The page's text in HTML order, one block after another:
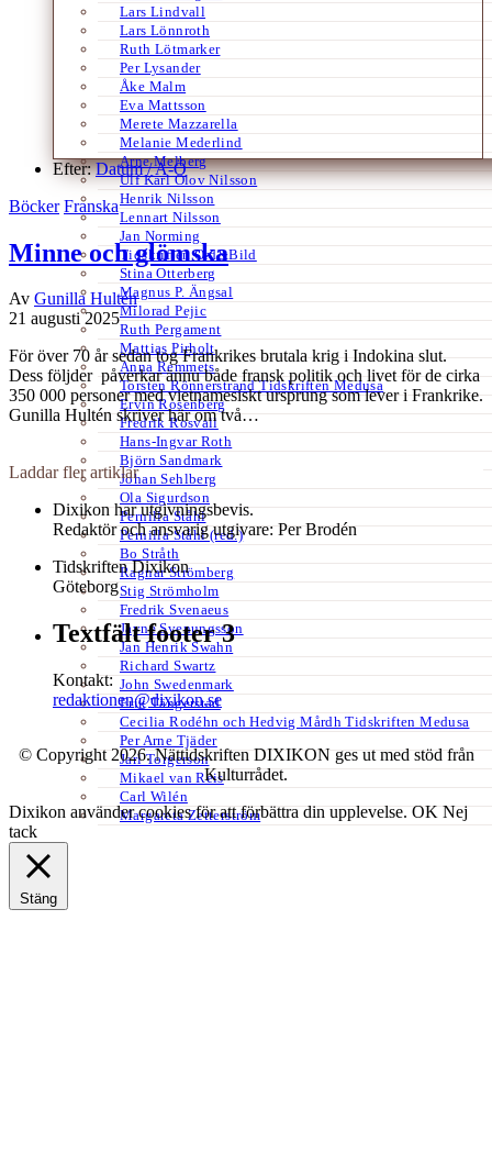
Lars Lindvall
Lars Lönnroth
Ruth Lötmarker
Per Lysander
Åke Malm
Eva Mattsson
Merete Mazzarella
Melanie Mederlind
Arne Melberg
Ulf Karl Olov Nilsson
Henrik Nilsson
Lennart Nilsson
Jan Norming
Tidskriften Ord&Bild
Stina Otterberg
Magnus P. Ängsal
Milorad Pejic
Ruth Pergament
Mattias Pirholt
Anna Remmets
Torsten Rönnerstrand Tidskriften Medusa
Ervin Rosenberg
Fredrik Rosvall
Hans-Ingvar Roth
Björn Sandmark
Johan Sehlberg
Ola Sigurdson
Pernilla Ståhl
Pernilla Ståhl (red.)
Bo Stråth
Ragnar Strömberg
Stig Strömholm
Fredrik Svenaeus
Jayne Svenungsson
Jan Henrik Swahn
Richard Swartz
John Swedenmark
Erik Tängerstad
Cecilia Rodéhn och Hedvig Mårdh Tidskriften Medusa
Per Arne Tjäder
Jarl Torgerson
Mikael van Reis
Carl Wilén
Margareta Zetterström
Efter:Datum /A-Ö
Böcker Franska
Minne och glömska
Av Gunilla Hultén
21 augusti 2025
För över 70 år sedan tog Frankrikes brutala krig i Indokina slut.
Dess följder påverkar ännu både fransk politik och livet för de cirka
350 000 personer med vietnamesiskt ursprung som lever i Frankrike.
Gunilla Hultén skriver här om två…
Laddar fler artiklar
Dixikon har utgivningsbevis.
Redaktör och ansvarig utgivare: Per Brodén
Tidskriften Dixikon
Göteborg
Textfält footer 3
Kontakt:
redaktionen@dixikon.se
© Copyright 2026. Nättidskriften DIXIKON ges ut med stöd från
Kulturrådet.
Dixikon använder cookies för att förbättra din upplevelse.OK Nej
tack
Stäng